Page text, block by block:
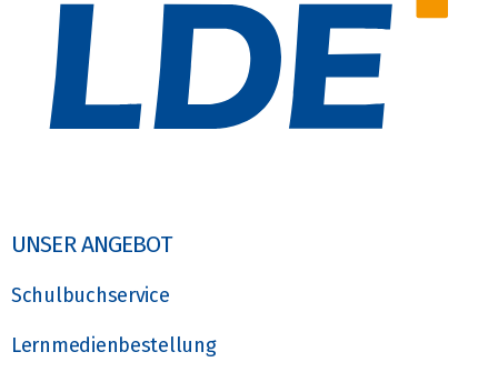
UNSER ANGEBOT
Schulbuchservice
Lernmedienbestellung